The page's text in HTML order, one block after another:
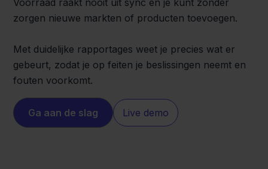
zorgen nieuwe markten of producten toevoegen.
Met duidelijke rapportages weet je precies wat er
gebeurt, zodat je op feiten je beslissingen neemt en
fouten voorkomt.
Ga aan de slag Live demo